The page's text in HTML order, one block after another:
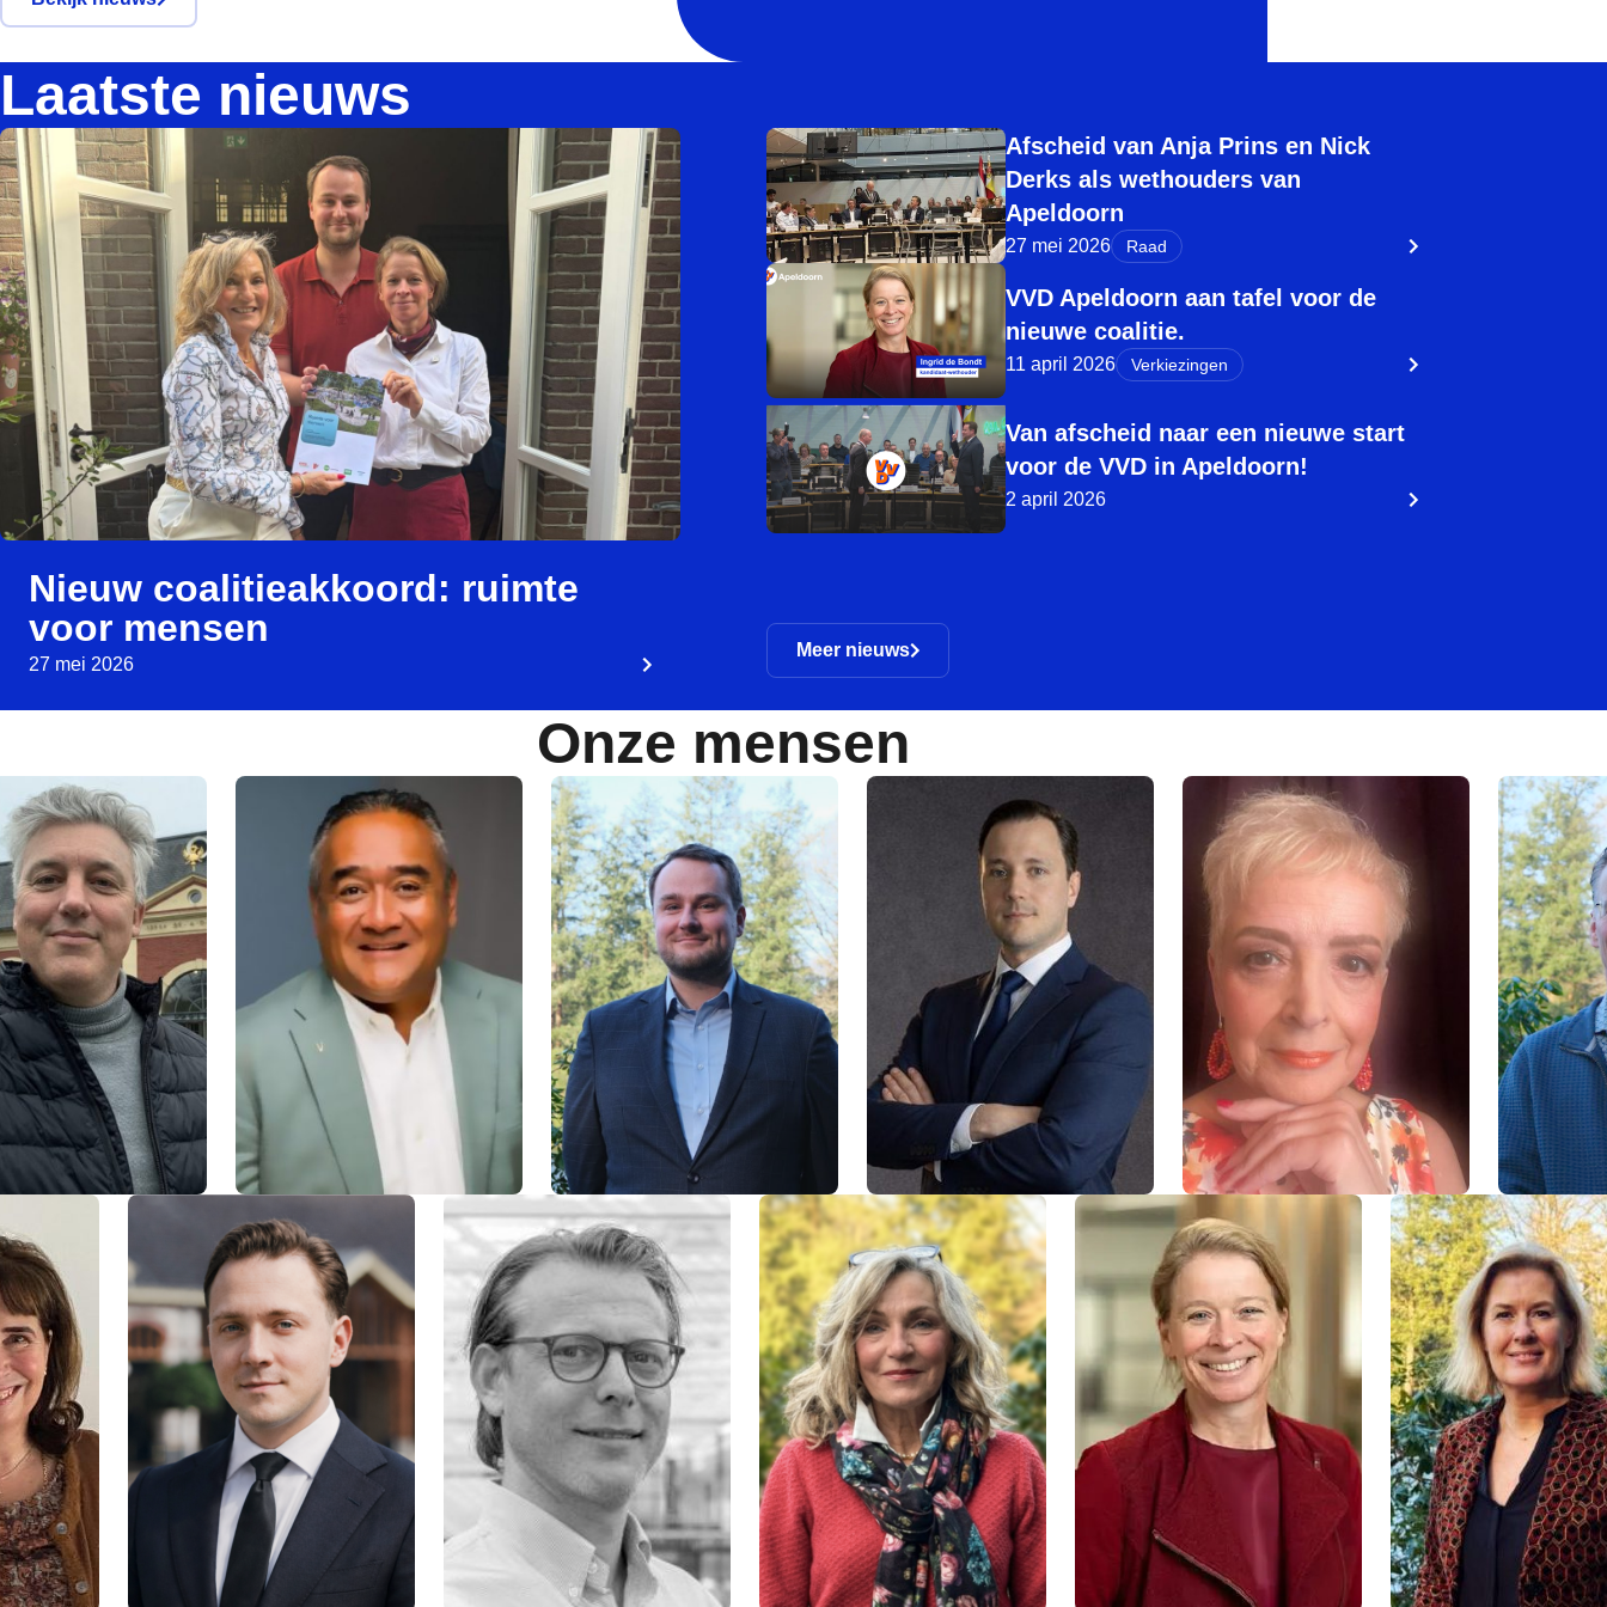
Laatste nieuws
Nieuw coalitieakkoord: ruimte
voor mensen
27 mei 2026
Afscheid van Anja Prins en Nick
Derks als wethouders van
Apeldoorn
27 mei 2026 Raad
VVD Apeldoorn aan tafel voor de
nieuwe coalitie.
11 april 2026 Verkiezingen
Van afscheid naar een nieuwe start
voor de VVD in Apeldoorn!
2 april 2026
Meer nieuws
Onze mensen